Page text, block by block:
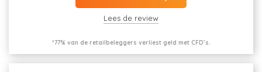
Lees de review
*77% van de retailbeleggers verliest geld met CFD’s.